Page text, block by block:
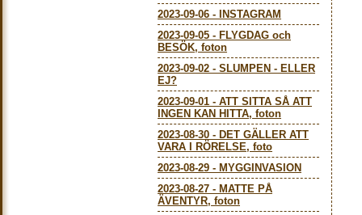
2023-09-06 -
INSTAGRAM
2023-09-05 - FLYGDAG och
BESÖK, foton
2023-09-02 - SLUMPEN - ELLER
EJ?
2023-09-01 - ATT SITTA SÅ ATT
INGEN KAN HITTA, foton
2023-08-30 - DET GÄLLER ATT
VARA I RÖRELSE, foto
2023-08-29 - MYGGINVASION
2023-08-27 - MATTE PÅ
ÄVENTYR, foton